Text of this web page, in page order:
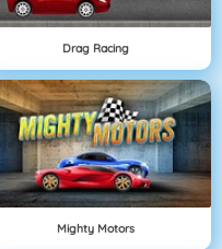
Drag Racing
Mighty Motors